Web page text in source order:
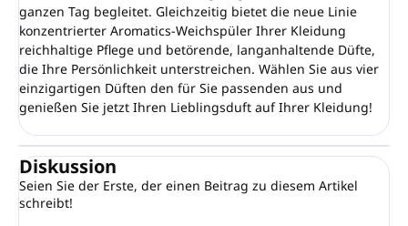
ganzen Tag begleitet. Gleichzeitig bietet die neue Linie
konzentrierter Aromatics-Weichspüler Ihrer Kleidung
reichhaltige Pflege und betörende, langanhaltende Düfte,
die Ihre Persönlichkeit unterstreichen. Wählen Sie aus vier
einzigartigen Düften den für Sie passenden aus und
genießen Sie jetzt Ihren Lieblingsduft auf Ihrer Kleidung!
Diskussion
Seien Sie der Erste, der einen Beitrag zu diesem Artikel
schreibt!